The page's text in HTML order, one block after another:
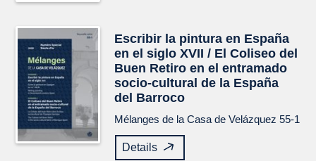
Escribir la pintura en España
en el siglo XVII / El Coliseo del
Buen Retiro en el entramado
socio-cultural de la España
del Barroco
Mélanges de la Casa de Velázquez 55-1
Details